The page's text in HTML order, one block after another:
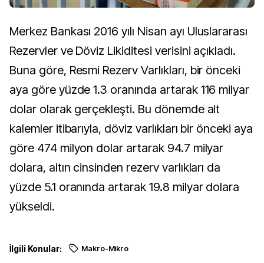
Merkez Bankası 2016 yılı Nisan ayı Uluslararası
Rezervler ve Döviz Likiditesi verisini açıkladı.
Buna göre, Resmi Rezerv Varlıkları, bir önceki
aya göre yüzde 1.3 oranında artarak 116 milyar
dolar olarak gerçekleşti. Bu dönemde alt
kalemler itibarıyla, döviz varlıkları bir önceki aya
göre 474 milyon dolar artarak 94.7 milyar
dolara, altın cinsinden rezerv varlıkları da
yüzde 5.1 oranında artarak 19.8 milyar dolara
yükseldi.
İlgili Konular: Makro-Mikro